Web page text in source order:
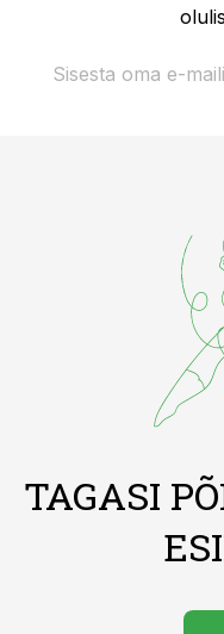
TAGASI